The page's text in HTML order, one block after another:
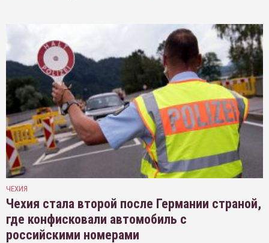
ЧЕХИЯ
Чехия стала второй после Германии страной,
где конфисковали автомобиль с
российскими номерами